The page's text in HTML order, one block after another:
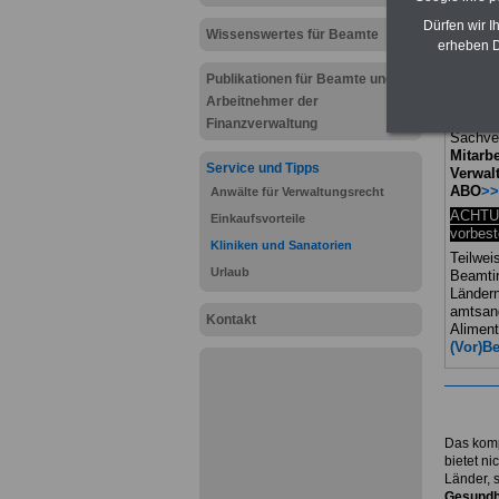
Wissenswertes für Beamte
Publikationen für Beamte und
Arbeitnehmer der
Finanzverwaltung
Service und Tipps
Anwälte für Verwaltungsrecht
Einkaufsvorteile
Kliniken und Sanatorien
Urlaub
Kontakt
nur
ABO
Das
bietet
Länder,
Dürfen wir
erheben